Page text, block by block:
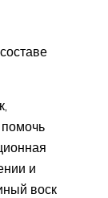
и
воск